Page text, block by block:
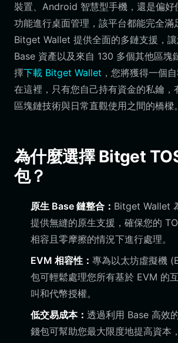
裝置、Android 智慧型手機，還是偏好
功能進行桌面管理，該平台都能完全滿
Bitget Wallet 提供全面的多鏈支援，
Base 資產以及來自 130 多個其他區塊
擇下載 Bitget Wallet ，您將獲得一個
在這裡，只有您自己持有資金的私鑰，
區塊鏈技術與日常直觀使用之間的橋樑。
為什麼選擇 Bitget
包？
原生 Base 鏈整合： Bitget Wallet
提供無縫的原生支援，確保您的
相容且零摩擦的情況下進行處理。
EVM 相容性： 專為以太坊虛擬機
包可輕鬆處理您所有基於 EVM 的
叫和代幣授權。
低交易成本： 透過利用 Base 高效
錢包可幫助您最大限度地提高資本